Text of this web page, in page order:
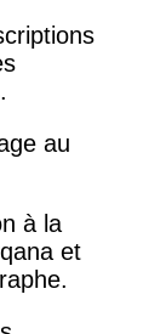
au
à la
et